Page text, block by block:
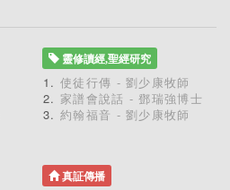
靈修讀經,聖經研究
使徒行傳 - 劉少康牧師
家譜會說話 - 鄧瑞強博士
約翰福音 - 劉少康牧師
真証傳播